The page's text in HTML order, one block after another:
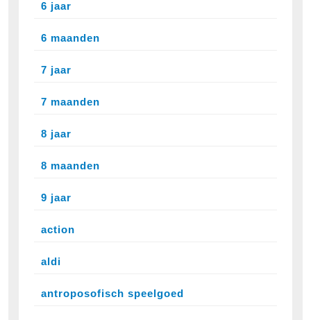
6 jaar
6 maanden
7 jaar
7 maanden
8 jaar
8 maanden
9 jaar
action
aldi
antroposofisch speelgoed